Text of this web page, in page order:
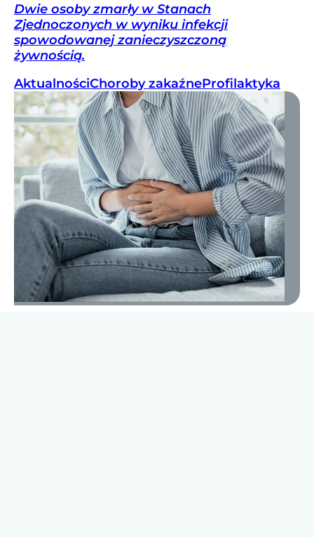
Dwie osoby zmarły w Stanach
Zjednoczonych w wyniku infekcji
spowodowanej zanieczyszczoną
żywnością.
AktualnościChoroby zakaźneProfilaktyka